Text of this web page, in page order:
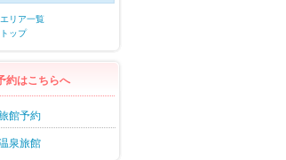
リア一覧
ップ
約はこちらへ
館予約
泉旅館